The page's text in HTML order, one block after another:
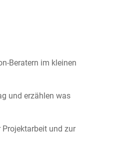
Beratern im kleinen
und erzählen was
und zur